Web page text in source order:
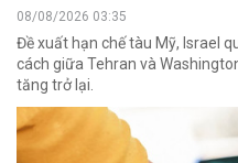
08/08/2026 03:35
Đề xuất hạn chế tàu Mỹ, Israel
cách giữa Tehran và
tăng trở lại.